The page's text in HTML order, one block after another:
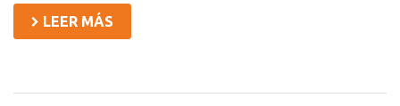
LEER MÁS